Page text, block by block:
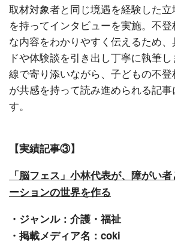
取材対象者と同じ境遇を経験した
を持ってインタビューを実施。不
な内容をわかりやすく伝えるため
ドや体験談を引き出し丁寧に執筆
線で寄り添いながら、子どもの不
が共感を持って読み進められる記事
す。
【実績記事③】
「脳フェス」小林代表が、障がい
ーションの世界を作る
・ジャンル：介護・福祉
・掲載メディア名：coki